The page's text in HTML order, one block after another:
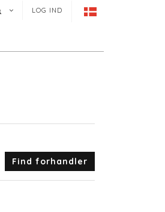
LOG IND
Find forhandler